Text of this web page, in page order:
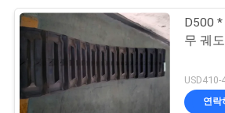
D500
무 궤도
USD410-
연락